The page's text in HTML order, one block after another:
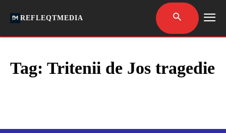
REFLEQTMEDIA
Tag: Tritenii de Jos tragedie